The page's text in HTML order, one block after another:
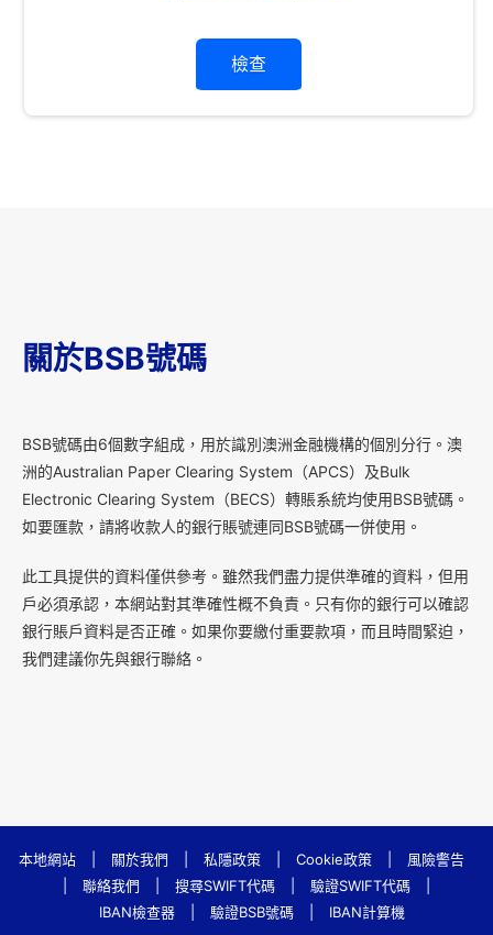
檢查
關於BSB號碼
BSB號碼由6個數字組成，用於識別澳洲金融機構的個別分行。澳
洲的Australian Paper Clearing System（APCS）及Bulk
Electronic Clearing System（BECS）轉賬系統均使用BSB號碼。
如要匯款，請將收款人的銀行賬號連同BSB號碼一併使用。
此工具提供的資料僅供參考。雖然我們盡力提供準確的資料，但用
戶必須承認，本網站對其準確性概不負責。只有你的銀行可以確認
銀行賬戶資料是否正確。如果你要繳付重要款項，而且時間緊迫，
我們建議你先與銀行聯絡。
本地網站 關於我們 私隱政策 Cookie政策
風險警告
聯絡我們 搜尋SWIFT代碼 驗證SWIFT代碼
IBAN檢查器
驗證BSB號碼
IBAN計算機